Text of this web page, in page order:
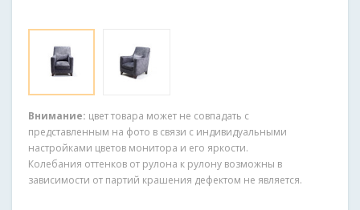
Внимание: цвет товара может не совпадать с
представленным на фото в связи с индивидуальными
настройками цветов монитора и его яркости.
Колебания оттенков от рулона к рулону возможны в
зависимости от партий крашения дефектом не является.